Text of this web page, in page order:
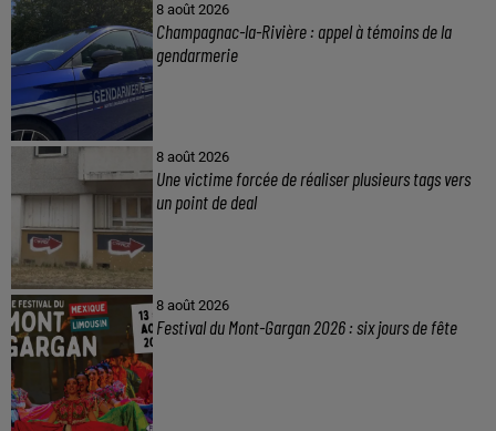
8 août 2026
Champagnac-la-Rivière : appel à témoins de la
gendarmerie
8 août 2026
Une victime forcée de réaliser plusieurs tags vers
un point de deal
8 août 2026
Festival du Mont-Gargan 2026 : six jours de fête